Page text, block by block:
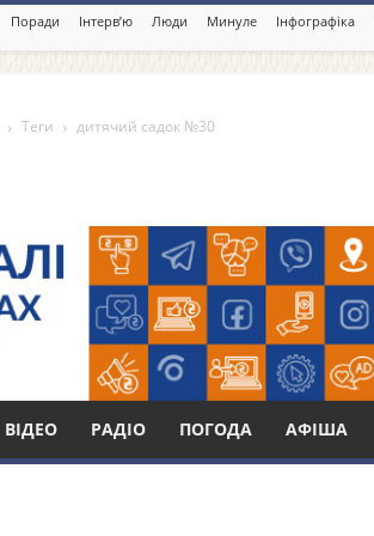
Поради Інтерв’ю Люди Минуле Інфографіка
ВІДЕО РАДІО ПОГОДА АФІША
Теги дитячий садок №30